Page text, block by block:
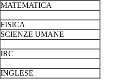
MATEMATICA
FISICA
SCIENZE UMANE
IRC
INGLESE